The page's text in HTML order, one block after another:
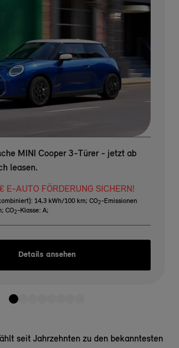
MINI Cooper 3-Türer - jetzt ab
leasen.
E-AUTO FÖRDERUNG SICHERN!
14,3 kWh/100 km; CO2 -Emissionen
; CO2 -Klasse: A;
Details ansehen
seit Jahrzehnten zu den bekanntesten